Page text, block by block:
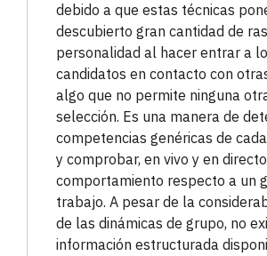
debido a que estas técnicas
descubierto gran cantidad de
personalidad al hacer entrar a
candidatos en contacto con
algo que no permite ninguna
selección. Es una manera de
competencias genéricas de
y comprobar, en vivo y en
comportamiento respecto a un
trabajo. A pesar de la
de las dinámicas de grupo, no
información estructurada